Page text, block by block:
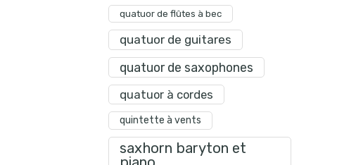
quatuor de flûtes à bec
quatuor de guitares
quatuor de saxophones
quatuor à cordes
quintette à vents
saxhorn baryton et